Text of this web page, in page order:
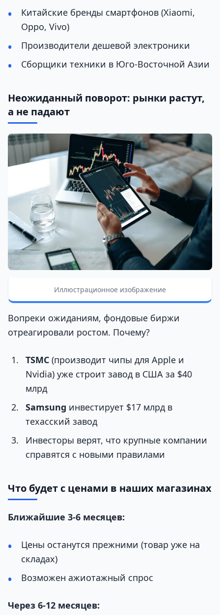
Китайские бренды смартфонов (Xiaomi,
Oppo, Vivo)
Производители дешевой электроники
Сборщики техники в Юго-Восточной Азии
Неожиданный поворот: рынки растут,
а не падают
Иллюстрационное изображение
Вопреки ожиданиям, фондовые биржи
отреагировали ростом. Почему?
TSMC (производит чипы для Apple и
Nvidia) уже строит завод в США за $40
млрд
Samsung инвестирует $17 млрд в
техасский завод
Инвесторы верят, что крупные компании
справятся с новыми правилами
Что будет с ценами в наших магазинах
Ближайшие 3-6 месяцев:
Цены останутся прежними (товар уже на
складах)
Возможен ажиотажный спрос
Через 6-12 месяцев: